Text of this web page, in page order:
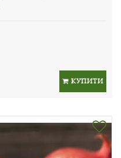
КУПИТИ